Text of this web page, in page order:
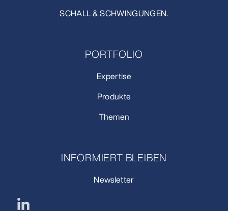
SCHALL & SCHWINGUNGEN.
PORTFOLIO
Expertise
Produkte
Themen
INFORMIERT BLEIBEN
Newsletter